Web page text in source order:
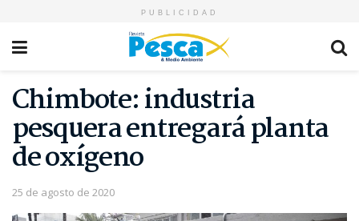
PUBLICIDAD
Chimbote: industria
pesquera entregará planta
de oxígeno
25 de agosto de 2020